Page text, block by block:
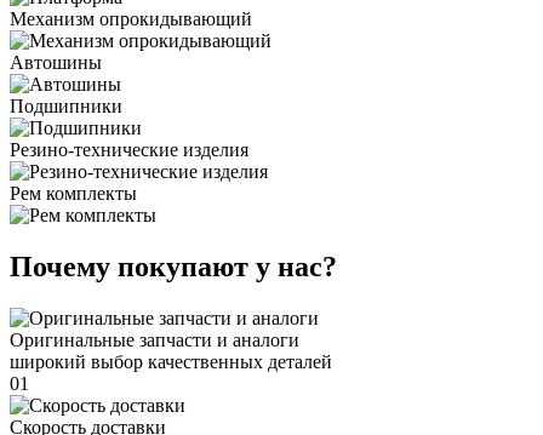
Механизм опрокидывающий
Автошины
Подшипники
Резино-технические изделия
Рем комплекты
Почему покупают у нас?
Оригинальные запчасти и аналоги
широкий выбор качественных деталей
01
Скорость доставки